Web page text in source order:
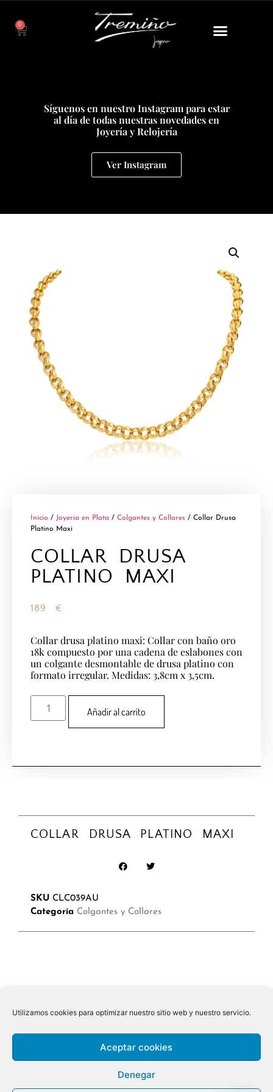
Utilizamos cookies para optimizar nuestro sitio web y nuestro servicio.
Aceptar cookies
Denegar
0
Síguenos en nuestro Instagram para estar
al día de todas nuestras novedades en
Joyería y Relojería
Ver Instagram
Inicio / Joyería en Plata / Colgantes y Collares / Collar Drusa
Platino Maxi
COLLAR DRUSA
PLATINO MAXI
189€
Collar drusa platino maxi: Collar con baño oro
18k compuesto por una cadena de eslabones con
un colgante desmontable de drusa platino con
formato irregular. Medidas: 3,8cm x 3,5cm.
Añadir al carrito
COLLAR DRUSA PLATINO MAXI
SKU CLC039AU
Categoría Colgantes y Collares